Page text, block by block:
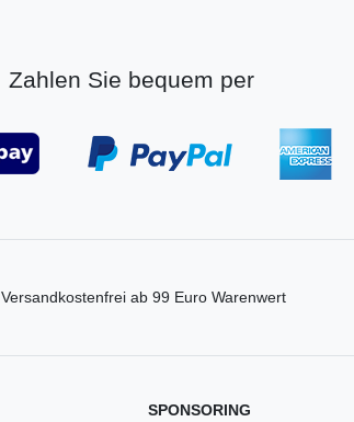
Zahlen Sie bequem per
Versandkostenfrei ab 99 Euro Warenwert
SPONSORING